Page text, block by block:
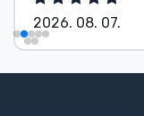
2026. 08. 07.